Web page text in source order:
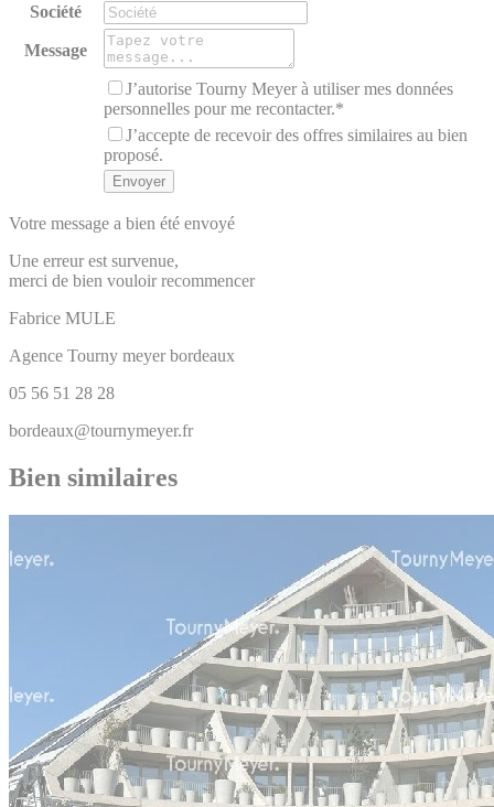
Société
Message
J’autorise Tourny Meyer à utiliser mes données
personnelles pour me recontacter.*
J’accepte de recevoir des offres similaires au bien
proposé.
Votre message a bien été envoyé
Une erreur est survenue,
merci de bien vouloir recommencer
Fabrice MULE
Agence Tourny meyer bordeaux
05 56 51 28 28
bordeaux@tournymeyer.fr
Bien similaires